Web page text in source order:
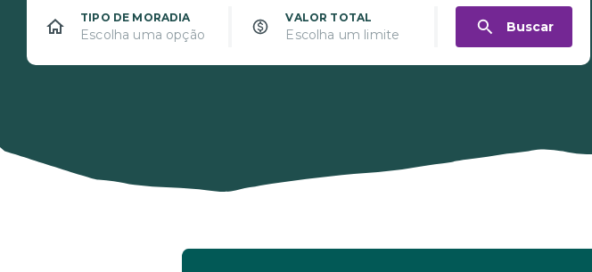
TIPO DE MORADIA
Escolha uma opção
VALOR TOTAL
Escolha um limite Buscar